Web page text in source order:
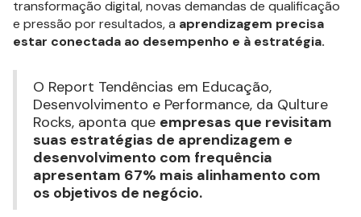
transformação digital, novas demandas de qualificação
e pressão por resultados, a aprendizagem precisa
estar conectada ao desempenho e à estratégia.
O Report Tendências em Educação,
Desenvolvimento e Performance, da Qulture
Rocks, aponta que empresas que revisitam
suas estratégias de aprendizagem e
desenvolvimento com frequência
apresentam 67% mais alinhamento com
os objetivos de negócio.